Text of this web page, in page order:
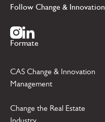
Follow Change & Innovation
Zur Instagram Seite
Zur LinkedIn Seite
Formate
CAS Change & Innovation
Management
Change the Real Estate